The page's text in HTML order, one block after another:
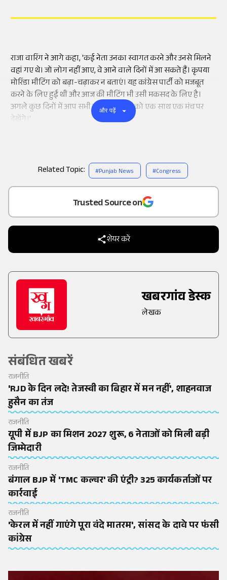
Add
as a
Trusted Source on
शेयर करें
खबरगांव डेस्क
लेखक
संबंधित खबरें
राजनीति
'RJD के दिन लदे! तेजस्वी का बिहार में मन नहीं', शाहनवाज
हुसैन का तंज
राजनीति
यूपी में BJP का मिशन 2027 शुरू, 6 नेताओं को मिली बड़ी
जिम्मेदारी
राजनीति
बंगाल BJP में 'TMC कल्चर' की एंट्री? 325 कार्यकर्ताओं पर
कार्रवाई
राजनीति
'केरल में नहीं गाएंगे पूरा वंदे मातरम', सांसद के दावे पर फंसी
कांग्रेस
राजा वारिंग ने आगे कहा, 'कई नेता उनका स्वागत करने और उनसे मिलने
वहां गए थे। जो लोग नहीं आए, वे आने वाले दिनों में आ सकते हैं। कृपया
मोरिंडा मीटिंग को बढ़ा-चढ़ाकर न बताएं। यह कांग्रेस पार्टी को मजबूत
करने के लिए हुई थी और आज की मीटिंग भी उसी मकसद के लिए है।
अगले कुछ दिनों में आप सभी कांग्रेस नेताओं को एक साथ एक मंच पर
देखेंगे।'
और पढ़ें
Related Topic: #Punjab News #Congress